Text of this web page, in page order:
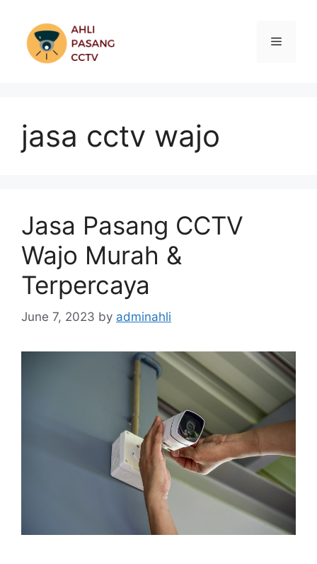
content
Menu
jasa cctv wajo
Jasa Pasang CCTV
Wajo Murah &
Terpercaya
June 7, 2023 by adminahli